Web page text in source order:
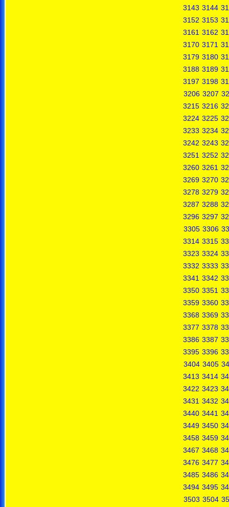
3143 3144
3152 3153
3161 3162
3170 3171
3179 3180
3188 3189
3197 3198
3206 3207
3215 3216
3224 3225
3233 3234
3242 3243
3251 3252
3260 3261
3269 3270
3278 3279
3287 3288
3296 3297
3305 3306
3314 3315
3323 3324
3332 3333
3341 3342
3350 3351
3359 3360
3368 3369
3377 3378
3386 3387
3395 3396
3404 3405
3413 3414
3422 3423
3431 3432
3440 3441
3449 3450
3458 3459
3467 3468
3476 3477
3485 3486
3494 3495
3503 3504